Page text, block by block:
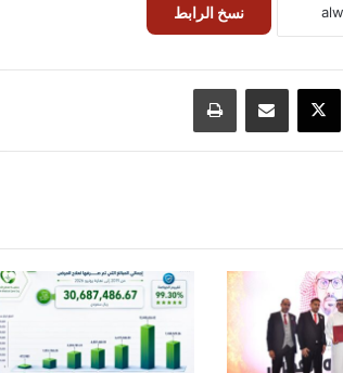
نسخ الرابط
‫X مشاركة عبر البريد طباعة